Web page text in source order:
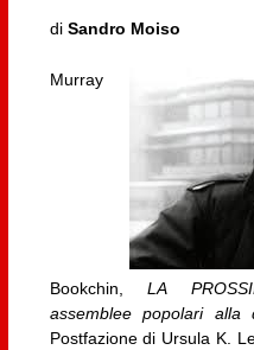
di Sandro Moiso
Murray
Bookchin,LA
assemblee popolari alla
Postfazione di Ursula K.